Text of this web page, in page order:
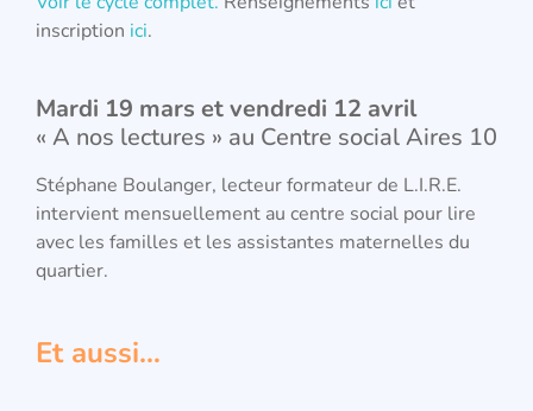
inscription ici.
Mardi 19 mars et vendredi 12 avril
« A nos lectures » au Centre social Aires 10
Stéphane Boulanger, lecteur formateur de L.I.R.E.
intervient mensuellement au centre social pour lire
avec les familles et les assistantes maternelles du
quartier.
Et aussi…